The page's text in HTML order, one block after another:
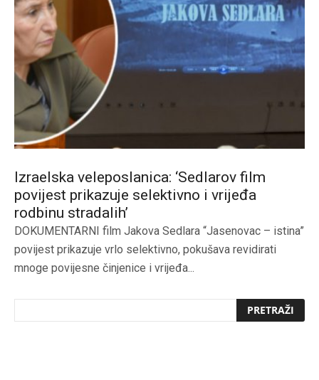
Izraelska veleposlanica: ‘Sedlarov film
povijest prikazuje selektivno i vrijeđa
rodbinu stradalih’
DOKUMENTARNI film Jakova Sedlara “Jasenovac – istina”
povijest prikazuje vrlo selektivno, pokušava revidirati
mnoge povijesne činjenice i vrijeđa...